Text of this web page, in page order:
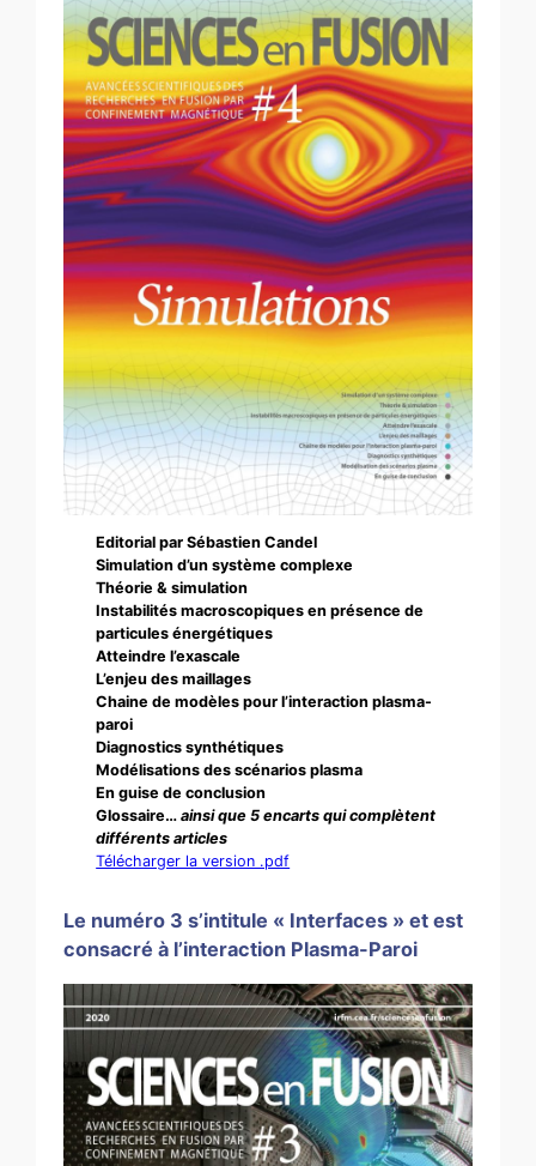
Editorial par Sébastien Candel
Simulation d’un système complexe
Théorie & simulation
Instabilités macroscopiques en présence de
particules énergétiques
Atteindre l’exascale
L’enjeu des maillages
Chaine de modèles pour l’interaction plasma-
paroi
Diagnostics synthétiques
Modélisations des scénarios plasma
En guise de conclusion
Glossaire…ainsi que 5 encarts qui complètent
différents articles
Télécharger la version .pdf
Le numéro 3 s’intitule « Interfaces » et est
consacré à l’interaction Plasma-Paroi